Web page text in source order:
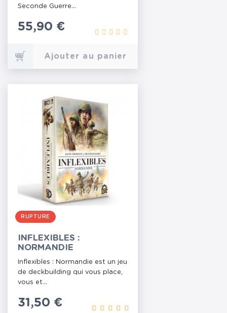
Seconde Guerre...
Prix
55,90 €
Ajouter au panier
RUPTURE
INFLEXIBLES :
NORMANDIE
Inflexibles : Normandie est un jeu
de deckbuilding qui vous place,
vous et...
Prix
31,50 €